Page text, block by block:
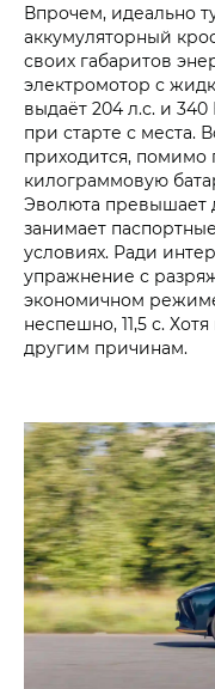
Впрочем, идеально
аккумуляторный
своих габаритов
электромотор с
выдаёт 204 л.с. и
при старте с места.
приходится, помимо
килограммовую
Эволюта превышает
занимает
условиях. Ради
упражнение с
экономичном
неспешно, 11,5 с.
другим причинам.